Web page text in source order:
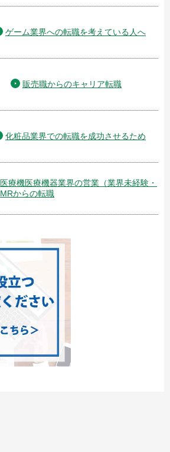
ゲーム業界への転職を考えている人へ
販売職からのキャリア転職
化粧品業界での転職を成功させるため
医療機医療機器業界の営業（業界未経験・
MRからの転職